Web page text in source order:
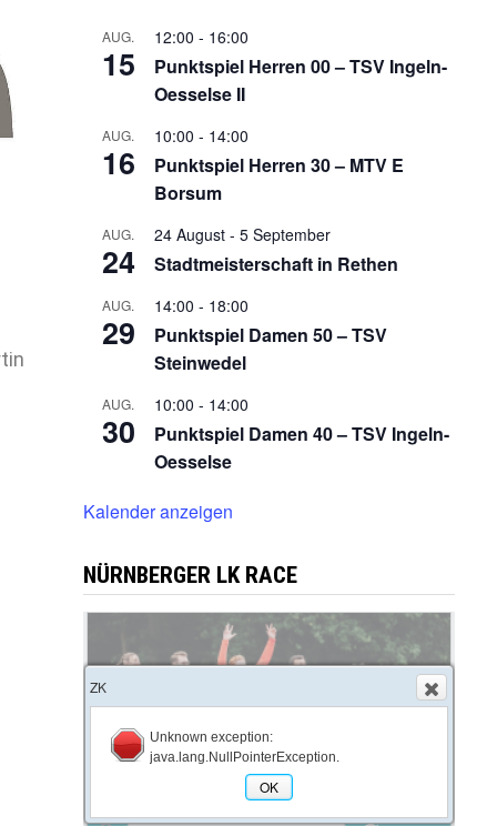
AUG.
15
12:00 - 16:00
Punktspiel Herren 00 – TSV Ingeln-
Oesselse II
AUG.
16
10:00 - 14:00
Punktspiel Herren 30 – MTV E
Borsum
AUG.
24
24 August- 5 September
Stadtmeisterschaft in Rethen
AUG.
29
14:00 - 18:00
Punktspiel Damen 50 – TSV
Steinwedel
AUG.
30
10:00 - 14:00
Punktspiel Damen 40 – TSV Ingeln-
Oesselse
Kalender anzeigen
NÜRNBERGER LK RACE